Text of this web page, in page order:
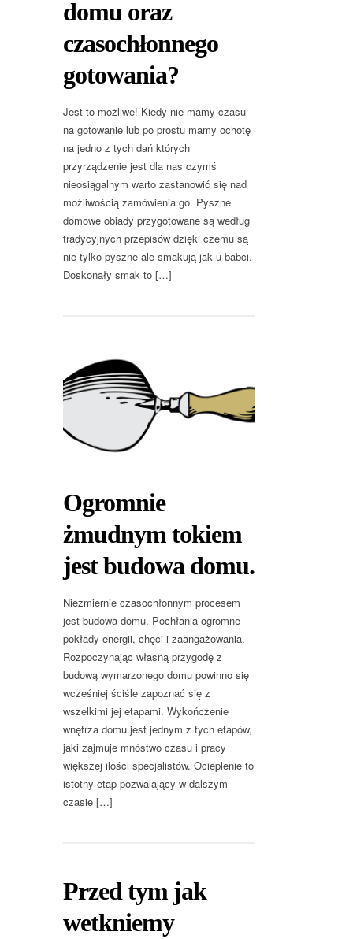
domu oraz
czasochłonnego
gotowania?
Jest to możliwe! Kiedy nie mamy czasu
na gotowanie lub po prostu mamy ochotę
na jedno z tych dań których
przyrządzenie jest dla nas czymś
nieosiągalnym warto zastanowić się nad
możliwością zamówienia go. Pyszne
domowe obiady przygotowane są według
tradycyjnych przepisów dzięki czemu są
nie tylko pyszne ale smakują jak u babci.
Doskonały smak to […]
Ogromnie
żmudnym tokiem
jest budowa domu.
Niezmiernie czasochłonnym procesem
jest budowa domu. Pochłania ogromne
pokłady energii, chęci i zaangażowania.
Rozpoczynając własną przygodę z
budową wymarzonego domu powinno się
wcześniej ściśle zapoznać się z
wszelkimi jej etapami. Wykończenie
wnętrza domu jest jednym z tych etapów,
jaki zajmuje mnóstwo czasu i pracy
większej ilości specjalistów. Ocieplenie to
istotny etap pozwalający w dalszym
czasie […]
Przed tym jak
wetkniemy